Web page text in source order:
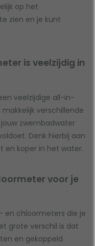
op het
zien en je kunt
is veelzijdig in
veelzijdige all-in-
verschillende
zwembadwater
Denk hierbij aan
en koper in het water.
voor je
en chloormeters die je
grote verschil is dat
en gekoppeld